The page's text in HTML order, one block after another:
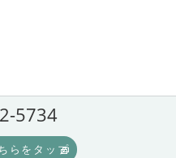
5734
らをタップ